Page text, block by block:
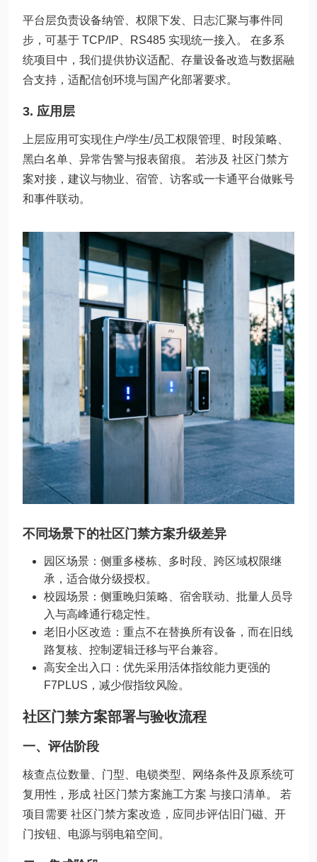
平台层负责设备纳管、权限下发、日志汇聚与事件同
步，可基于 TCP/IP、RS485 实现统一接入。 在多系
统项目中，我们提供协议适配、存量设备改造与数据融
合支持，适配信创环境与国产化部署要求。
3. 应用层
上层应用可实现住户/学生/员工权限管理、时段策略、
黑白名单、异常告警与报表留痕。 若涉及 社区门禁方
案对接，建议与物业、宿管、访客或一卡通平台做账号
和事件联动。
不同场景下的社区门禁方案升级差异
园区场景：侧重多楼栋、多时段、跨区域权限继
承，适合做分级授权。
校园场景：侧重晚归策略、宿舍联动、批量人员导
入与高峰通行稳定性。
老旧小区改造：重点不在替换所有设备，而在旧线
路复核、控制逻辑迁移与平台兼容。
高安全出入口：优先采用活体指纹能力更强的
F7PLUS，减少假指纹风险。
社区门禁方案部署与验收流程
一、评估阶段
核查点位数量、门型、电锁类型、网络条件及原系统可
复用性，形成 社区门禁方案施工方案 与接口清单。 若
项目需要 社区门禁方案改造，应同步评估旧门磁、开
门按钮、电源与弱电箱空间。